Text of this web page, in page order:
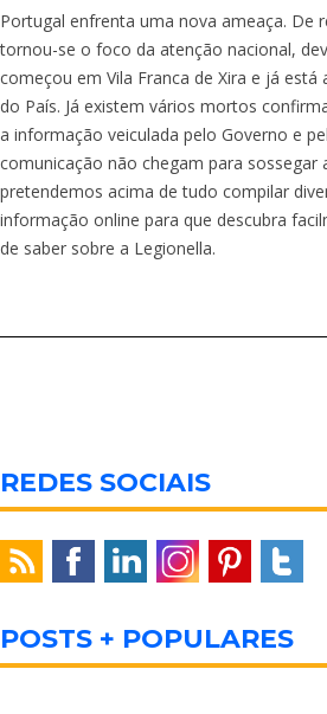
Portugal enfrenta uma nova ameaça. De
tornou-se o foco da atenção nacional,
começou em Vila Franca de Xira e já
do País. Já existem vários mortos
a informação veiculada pelo Governo e
comunicação não chegam para sossegar
pretendemos acima de tudo compilar
informação online para que descubra
de saber sobre a Legionella.
REDES SOCIAIS
POSTS + POPULARES